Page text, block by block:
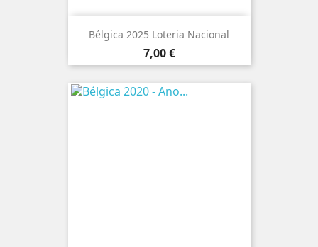
Bélgica 2025 Loteria Nacional
Preço
7,00 €